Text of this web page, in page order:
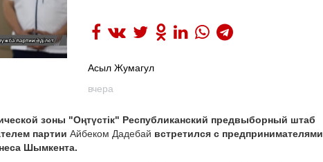
Асыл Жумагул
вчера
зоны "Оңтүстік" Республиканский предвыборный штаб
партии Айбеком Дадебай встретился с предпринимателями
Шымкента.